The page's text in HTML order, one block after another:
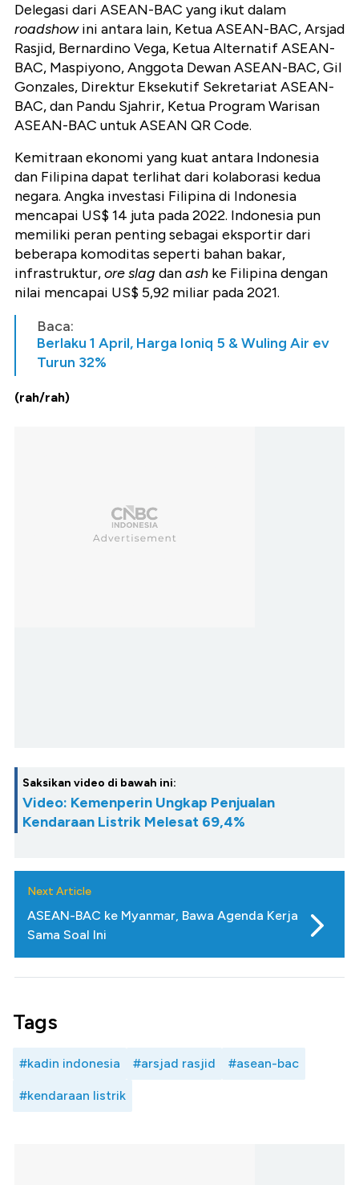
Delegasi dari ASEAN-BAC yang ikut dalam
roadshowini antara lain, Ketua ASEAN-BAC, Arsjad
Rasjid, Bernardino Vega, Ketua Alternatif ASEAN-
BAC, Maspiyono, Anggota Dewan ASEAN-BAC, Gil
Gonzales, Direktur Eksekutif Sekretariat ASEAN-
BAC, dan Pandu Sjahrir, Ketua Program Warisan
ASEAN-BAC untuk ASEAN QR Code.
Kemitraan ekonomi yang kuat antara Indonesia
dan Filipina dapat terlihat dari kolaborasi kedua
negara. Angka investasi Filipina di Indonesia
mencapai US$ 14 juta pada 2022. Indonesia pun
memiliki peran penting sebagai eksportir dari
beberapa komoditas seperti bahan bakar,
infrastruktur,ore slag danash ke Filipina dengan
nilai mencapai US$ 5,92 miliar pada2021.
Baca:
Berlaku 1 April, Harga Ioniq 5 & Wuling Air ev
Turun 32%
(rah/rah)
Saksikan video di bawah ini:
Video: Kemenperin Ungkap Penjualan
Kendaraan Listrik Melesat 69,4%
Next Article
ASEAN-BAC ke Myanmar, Bawa Agenda Kerja
Sama Soal Ini
Tags
#kadin indonesia #arsjad rasjid #asean-bac
#kendaraan listrik